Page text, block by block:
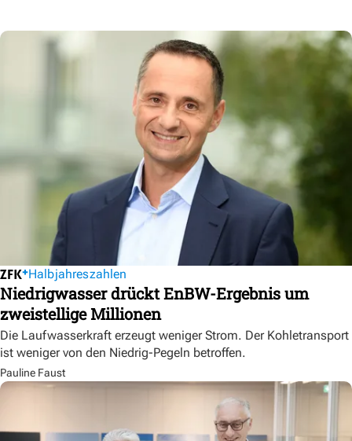
Halbjahreszahlen
Niedrigwasser drückt EnBW-Ergebnis um
zweistellige Millionen
Die Laufwasserkraft erzeugt weniger Strom. Der Kohletransport
ist weniger von den Niedrig-Pegeln betroffen.
Pauline Faust